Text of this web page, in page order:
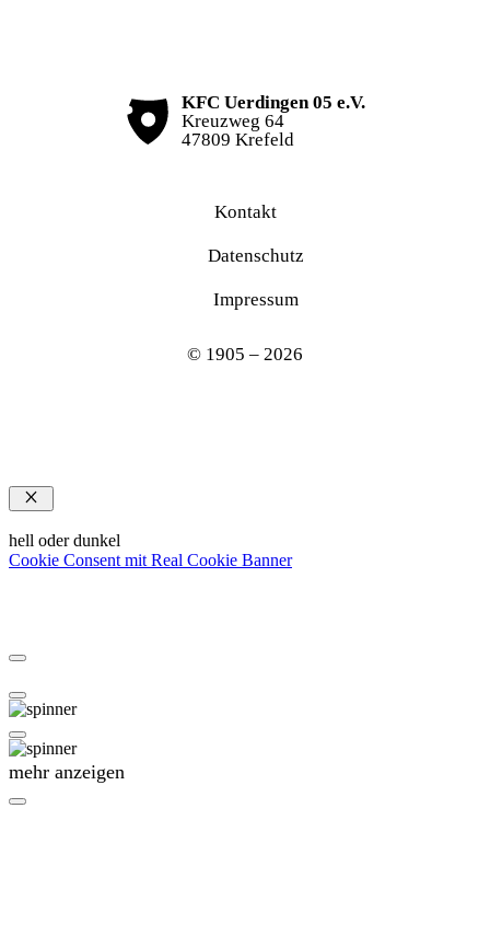
KFC Uerdingen 05 e.V.
Kreuzweg 64
47809 Krefeld
Kontakt
Datenschutz
Impressum
© 1905 – 2026
Schließen
hell oder dunkel
Cookie Consent mit Real Cookie Banner
mehr anzeigen